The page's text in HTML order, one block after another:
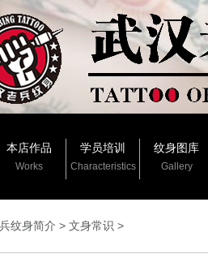
本店作品
Works
学员培训
Characteristics
纹身图库
Gallery
纹身简介 > 文身常识 >